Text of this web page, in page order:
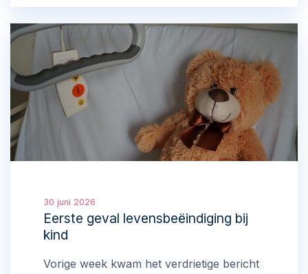
het aandeel van euthanasie de afgelopen
25 jaar van 1,6% naar 5,8%. Het aandeel
van mensen met kanker die euthanasie
kreeg, daalde in die periode van 90% naar
54%. Er was een toename van andere
redenen, zoals een combinatie van
aandoeningen, dementie, stapeling van
ouderdomsaandoeningen en psychische
aandoeningen.
30 juni 2026
Eerste geval levensbeëindiging bij
kind
Vorige week kwam het verdrietige bericht